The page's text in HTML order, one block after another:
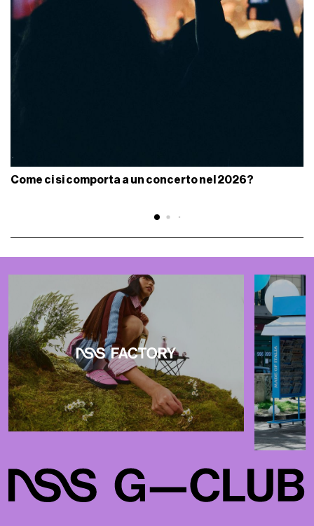
Come ci si comporta a un concerto nel 2026?